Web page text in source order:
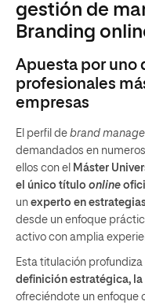
gestión de
Branding
Apuesta por uno
profesionales
empresas
El perfil de brand
demandados en
ellos con el Máster
el único título online
un experto en
desde un enfoque
activo con amplia
Esta titulación profundiza
definición estratégica,
ofreciéndote un enfoque